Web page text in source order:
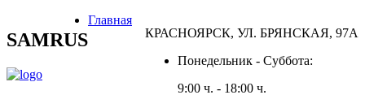
SAMRUS
КРАСНОЯРСК, УЛ. БРЯНСКАЯ, 97А
Понедельник - Суббота:
9:00 ч. - 18:00 ч.
Главная